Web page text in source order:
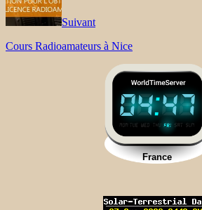
Suivant
Cours Radioamateurs à Nice